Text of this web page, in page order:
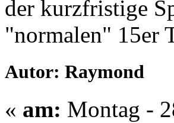
der kurzfristige
"normalen" 15er
Autor: Raymond
« am: Montag -